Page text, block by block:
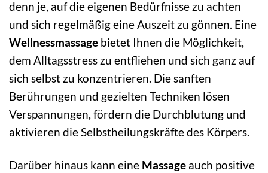
denn je, auf die eigenen Bedürfnisse zu achten
und sich regelmäßig eine Auszeit zu gönnen. Eine
Wellnessmassage bietet Ihnen die Möglichkeit,
dem Alltagsstress zu entfliehen und sich ganz auf
sich selbst zu konzentrieren. Die sanften
Berührungen und gezielten Techniken lösen
Verspannungen, fördern die Durchblutung und
aktivieren die Selbstheilungskräfte des Körpers.
Darüber hinaus kann eine Massage auch positive